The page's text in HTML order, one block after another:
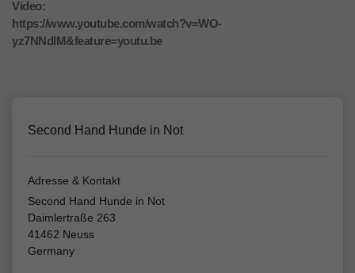
Video:
https://www.youtube.com/watch?v=WO-
yz7NNdlM&feature=youtu.be
Second Hand Hunde in Not
Adresse & Kontakt
Second Hand Hunde in Not
Daimlertraße 263
41462 Neuss
Germany